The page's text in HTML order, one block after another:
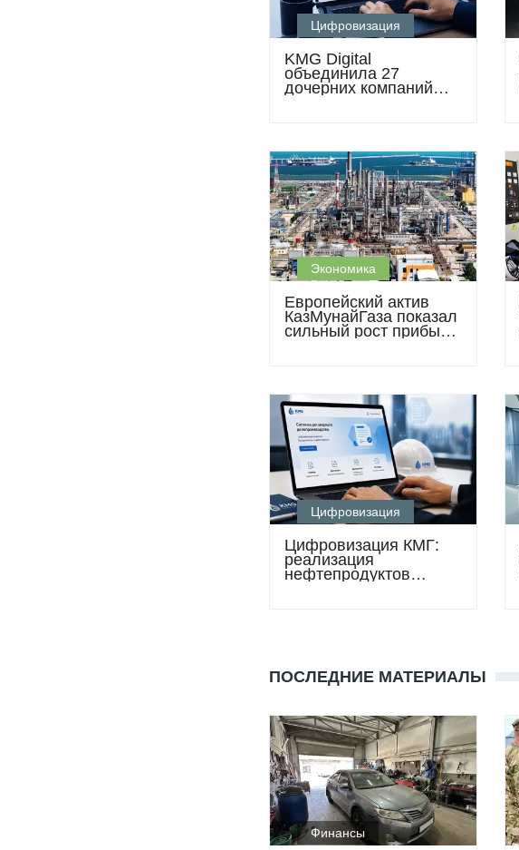
Цифровизация
KMG Digital
объединила 27
дочерних компаний
Экономика
Европейский актив
КазМунайГаза показал
сильный рост прибыли
Цифровизация
Цифровизация КМГ:
реализация
нефтепродуктов
ПОСЛЕДНИЕ МАТЕРИАЛЫ
Финансы